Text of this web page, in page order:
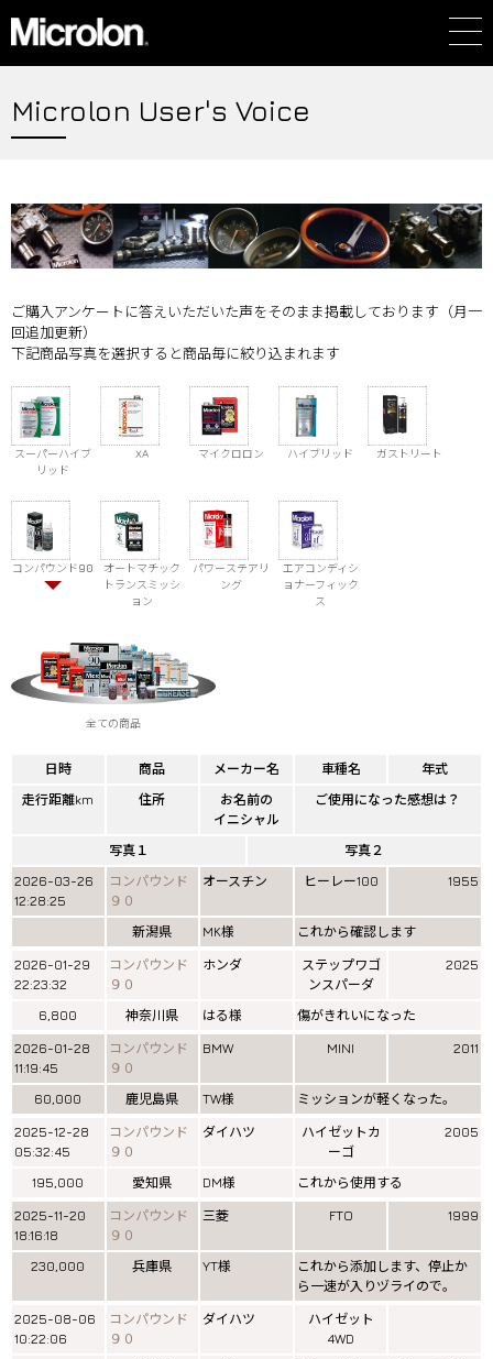
Microlon User's Voice
ご購入アンケートに答えいただいた声をそのまま掲載しております（月一
回追加更新）
下記商品写真を選択すると商品毎に絞り込まれます
スーパーハイブ
リッド
XA マイクロロン ハイブリッド ガストリート
コンパウンド90
オートマチック
トランスミッシ
ョン
パワーステアリ
ング
エアコンディシ
ョナーフィック
ス
全ての商品
日時 商品 メーカー名 車種名
年式
走行距離km
住所
お名前の
イニシャル
ご使用になった感想は？
写真１
写真２
2026-03-26
12:28:25
コンパウンド
９０
オースチン ヒーレー100 1955
新潟県 MK様
これから確認します
2026-01-29
22:23:32
コンパウンド
９０
ホンダ
ステップワゴ
ンスパーダ
2025
6,800 神奈川県 はる様
傷がきれいになった
2026-01-28
11:19:45
コンパウンド
９０
BMW MINI 2011
60,000 鹿児島県 TW様
ミッションが軽くなった。
2025-12-28
05:32:45
コンパウンド
９０
ダイハツ
ハイゼットカ
ーゴ
2005
195,000 愛知県 DM様
これから使用する
2025-11-20
18:16:18
コンパウンド
９０
三菱 FTO 1999
230,000 兵庫県 YT様
これから添加します、停止か
ら一速が入りヅライので。
2025-08-06
10:22:06
コンパウンド
９０
ダイハツ
ハイゼット
4WD